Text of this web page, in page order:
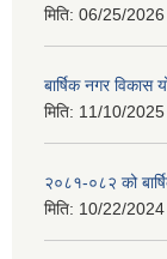
मिति: 06/25/
बार्षिक नगर
मिति: 11/10/
२०८१-०८२ को
मिति: 10/22/